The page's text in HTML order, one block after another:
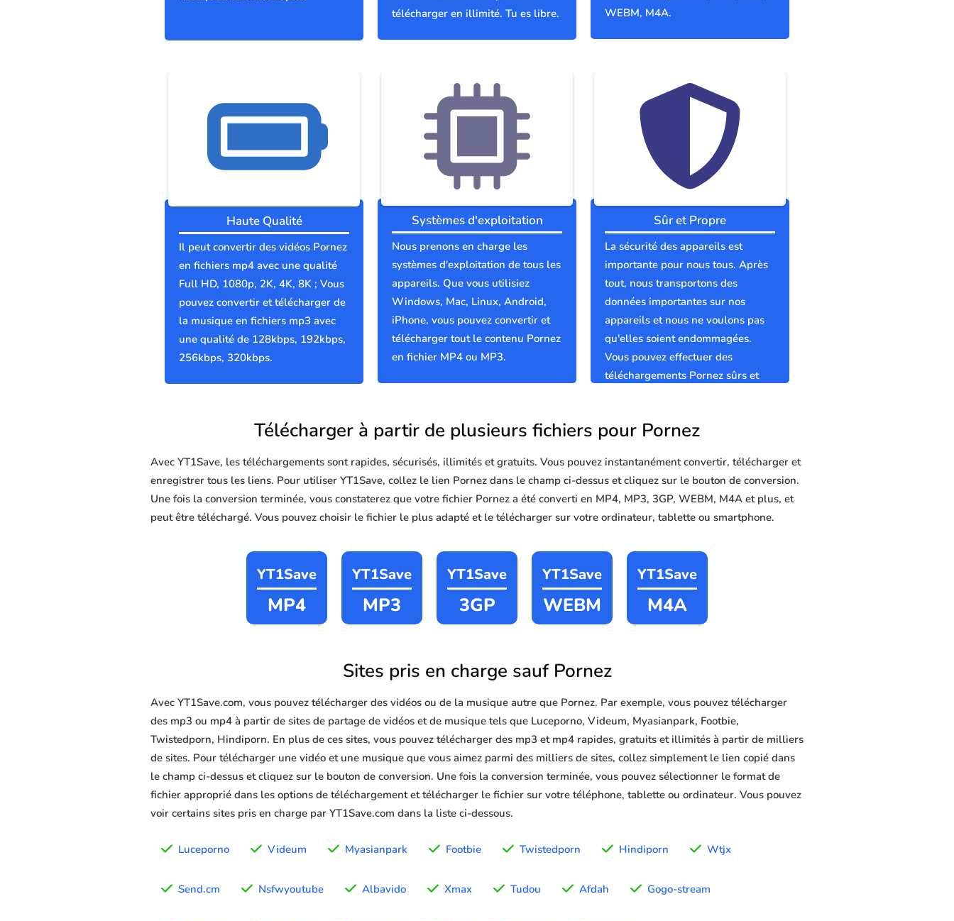
télécharger en illimité. Tu es libre.
WEBM, M4A.
Haute Qualité
Il peut convertir des vidéos Pornez
en fichiers mp4 avec une qualité
Full HD, 1080p, 2K, 4K, 8K ; Vous
pouvez convertir et télécharger de
la musique en fichiers mp3 avec
une qualité de 128kbps, 192kbps,
256kbps, 320kbps.
Systèmes d'exploitation
Nous prenons en charge les
systèmes d'exploitation de tous les
appareils. Que vous utilisiez
Windows, Mac, Linux, Android,
iPhone, vous pouvez convertir et
télécharger tout le contenu Pornez
en fichier MP4 ou MP3.
Sûr et Propre
La sécurité des appareils est
importante pour nous tous. Après
tout, nous transportons des
données importantes sur nos
appareils et nous ne voulons pas
qu'elles soient endommagées.
Vous pouvez effectuer des
téléchargements Pornez sûrs et
Télécharger à partir de plusieurs fichiers pour Pornez
Avec YT1Save, les téléchargements sont rapides, sécurisés, illimités et gratuits. Vous pouvez instantanément convertir, télécharger et
enregistrer tous les liens. Pour utiliser YT1Save, collez le lien Pornez dans le champ ci-dessus et cliquez sur le bouton de conversion.
Une fois la conversion terminée, vous constaterez que votre fichier Pornez a été converti en MP4, MP3, 3GP, WEBM, M4A et plus, et
peut être téléchargé. Vous pouvez choisir le fichier le plus adapté et le télécharger sur votre ordinateur, tablette ou smartphone.
YT1Save
MP4
YT1Save
MP3
YT1Save
3GP
YT1Save
WEBM
YT1Save
M4A
Sites pris en charge sauf Pornez
Avec YT1Save.com, vous pouvez télécharger des vidéos ou de la musique autre que Pornez. Par exemple, vous pouvez télécharger
des mp3 ou mp4 à partir de sites de partage de vidéos et de musique tels que Luceporno, Videum, Myasianpark, Footbie,
Twistedporn, Hindiporn. En plus de ces sites, vous pouvez télécharger des mp3 et mp4 rapides, gratuits et illimités à partir de milliers
de sites. Pour télécharger une vidéo et une musique que vous aimez parmi des milliers de sites, collez simplement le lien copié dans
le champ ci-dessus et cliquez sur le bouton de conversion. Une fois la conversion terminée, vous pouvez sélectionner le format de
fichier approprié dans les options de téléchargement et télécharger le fichier sur votre téléphone, tablette ou ordinateur. Vous pouvez
voir certains sites pris en charge par YT1Save.com dans la liste ci-dessous.
Luceporno Videum Myasianpark Footbie Twistedporn Hindiporn Wtjx
Send.cm Nsfwyoutube Albavido Xmax Tudou Afdah Gogo-stream